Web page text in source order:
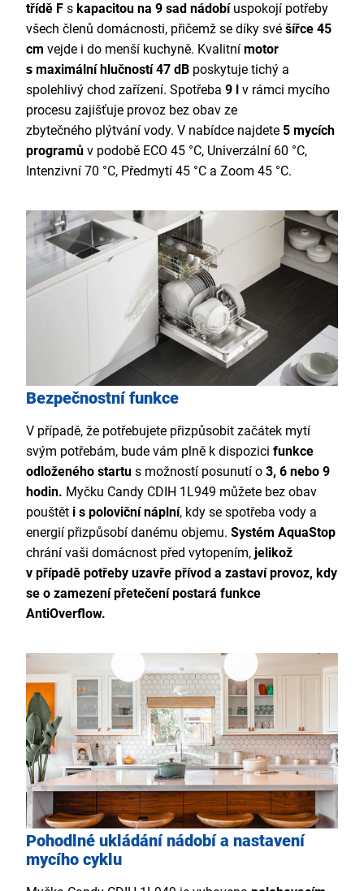
třídě F s kapacitou na 9 sad nádobíuspokojí potřeby
všech členů domácnosti, přičemž se díky své šířce 45
cm vejde i do menší kuchyně. Kvalitní motor
s maximální hlučností 47 dB poskytuje tichý a
spolehlivý chod zařízení. Spotřeba 9 l
v rámci mycího
procesu zajišťuje provoz bez obav ze
zbytečného plýtvání vody. V nabídce najdete 5 mycích
programů v podobě ECO 45 °C, Univerzální 60 °C,
Intenzivní 70 °C, Předmytí 45 °C a Zoom 45 °C.
Bezpečnostní funkce
V případě, že potřebujete přizpůsobit začátek mytí
svým potřebám, bude vám plně k dispozici funkce
odloženého startu s možností posunutí o 3, 6 nebo 9
hodin. Myčku Candy CDIH 1L949 můžete bez obav
pouštět i s poloviční náplní, kdy se spotřeba vody a
energií přizpůsobí danému objemu. Systém AquaStop
chrání vaši domácnost před vytopením, jelikož
v případě potřeby uzavře přívod a zastaví provoz, kdy
se o zamezení přetečení postará funkce
AntiOverflow.
Pohodlné ukládání nádobí a nastavení
mycího cyklu